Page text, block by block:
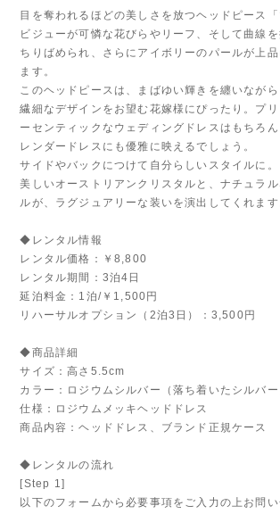
目を奪われるほどの美しさを放つヘッドピース「
ビジューが可憐な花びらやリーフ、そして曲線を
ちりばめられ、さらにアイボリーのパールが上
ます。
このヘッドピースは、まばゆい輝きを纏いなが
繊細なデザインをお望む花嫁様にぴったり。プ
ーセンティックなウェディングドレスはもちろ
レンダードレスにも優雅に映えるでしょう。
サイドやバックにつけて自分らしいスタイルに。
美しいオーストリアンクリスタルと、ナチュラ
ルが、ラグジュアリーな装いを演出してくれます
◆レンタル情報
レンタル価格：￥8,800
レンタル期間：3泊4日
延泊料金：1泊/￥1,500円
リハーサルオプション（2泊3日）：3,500円
◆商品詳細
サイズ：高さ5.5cm
カラー：ロジウムシルバー（落ち着いたシルバー
仕様：ロジウムメッキヘッドドレス
商品内容：ヘッドドレス、ブランド正規ケース
◆レンタルの流れ
[Step 1]
以下のフォームから必要事項をご入力の上お問